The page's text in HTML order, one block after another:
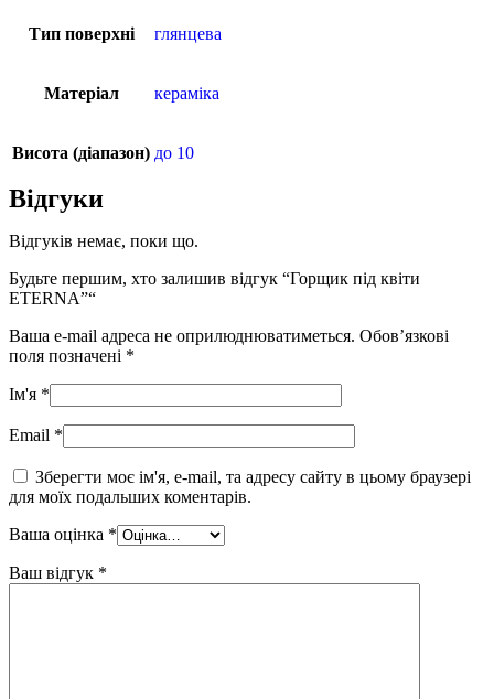
Тип поверхні глянцева
Матеріал кераміка
Висота (діапазон) до 10
Відгуки
Відгуків немає, поки що.
Будьте першим, хто залишив відгук “Горщик під квіти
ETERNA”“
Ваша e-mail адреса не оприлюднюватиметься. Обов’язкові
поля позначені *
Ім'я *
Email *
Зберегти моє ім'я, e-mail, та адресу сайту в цьому браузері
для моїх подальших коментарів.
Ваша оцінка *
Ваш відгук *